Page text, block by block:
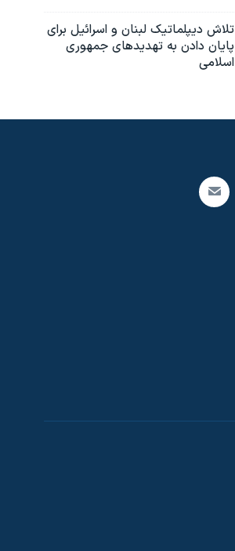
تلاش دیپلماتیک لبنان و اسرائیل برای
پایان دادن بە تهدیدهای جمهوری
اسلامی